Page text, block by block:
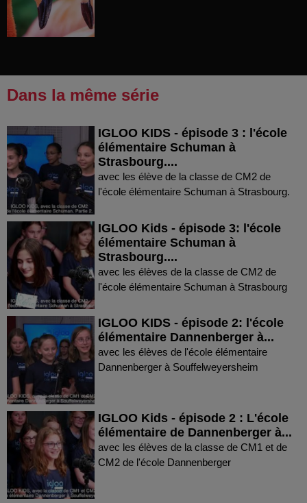
Dans la même série
IGLOO KIDS - épisode 3 : l'école
élémentaire Schuman à
Strasbourg....
avec les élève de la classe de CM2 de
l'école élémentaire Schuman à Strasbourg.
IGLOO Kids - épisode 3: l'école
élémentaire Schuman à
Strasbourg....
avec les élèves de la classe de CM2 de
l'école élémentaire Schuman à Strasbourg
IGLOO KIDS - épisode 2: l'école
élémentaire Dannenberger à...
avec les élèves de l'école élémentaire
Dannenberger à Souffelweyersheim
IGLOO Kids - épisode 2 : L'école
élémentaire de Dannenberger à...
avec les élèves de la classe de CM1 et de
CM2 de l'école Dannenberger